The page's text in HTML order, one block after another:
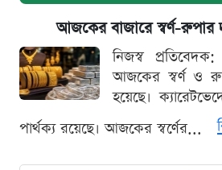
আজকের বাজারে স্বর্ণ-
নিজস্ব প্রতিবেদক:
আজকের স্বর্ণ ও
হয়েছে।
পার্থক্য রয়েছে। আজকের স্বর্ণের...